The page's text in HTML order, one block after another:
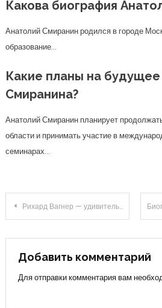
Какова биография
Анатолий Смиранин родился в городе
образование…
Какие планы на будущее
Смиранина?
Анатолий Смиранин планирует
области и принимать участие в
семинарах…
Навигация
по
записям
Рихард Вагнер — удивительная жизнь и талант композитора и дирижера, чья музыка переживает века
Добавить комментарий
Для отправки комментария вам